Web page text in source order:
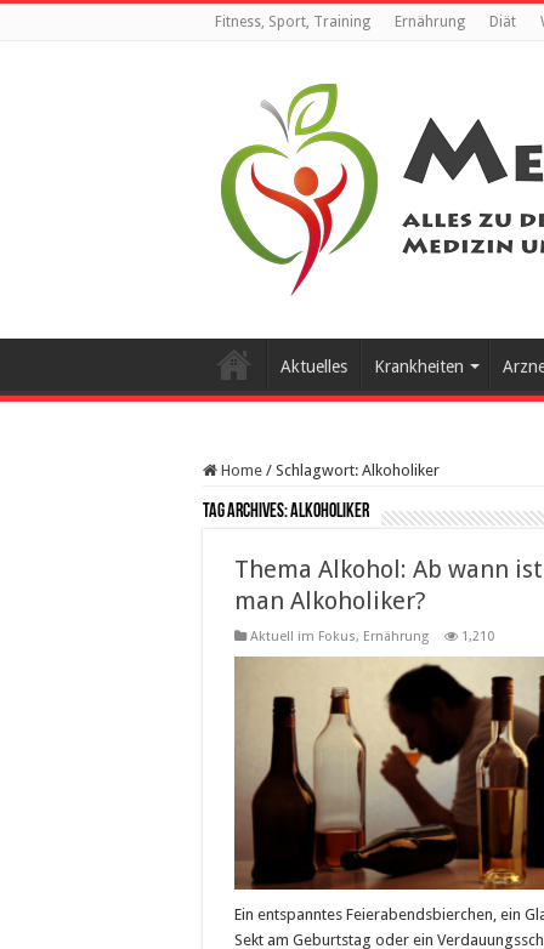
Fitness, Sport, Training Ernährung Diät
Aktuelles Krankheiten
Home / Schlagwort: Alkoholiker
Tag Archives:Alkoholiker
Thema Alkohol: Ab wann ist
man Alkoholiker?
Aktuell im Fokus, Ernährung 1,210
Ein entspanntes Feierabendsbierchen, ein
Sekt am Geburtstag oder ein